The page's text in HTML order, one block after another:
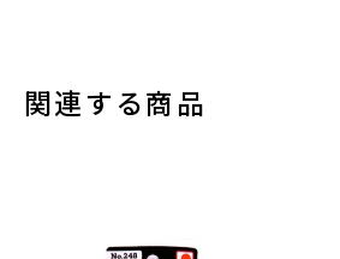
関連する商品